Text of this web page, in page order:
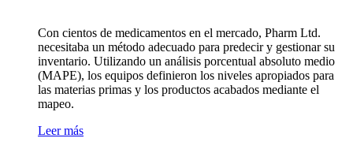
Con cientos de medicamentos en el mercado, Pharm Ltd.
necesitaba un método adecuado para predecir y gestionar su
inventario. Utilizando un análisis porcentual absoluto medio
(MAPE), los equipos definieron los niveles apropiados para
las materias primas y los productos acabados mediante el
mapeo.
Leer más